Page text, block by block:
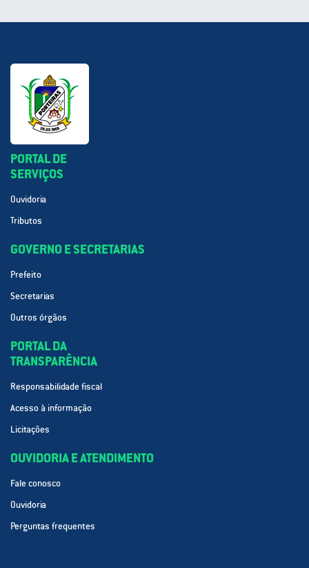
PORTAL DE
SERVIÇOS
Ouvidoria
Tributos
GOVERNO E SECRETARIAS
Prefeito
Secretarias
Outros órgãos
PORTAL DA
TRANSPARÊNCIA
Responsabilidade fiscal
Acesso à informação
Licitações
OUVIDORIA E ATENDIMENTO
Fale conosco
Ouvidoria
Perguntas frequentes